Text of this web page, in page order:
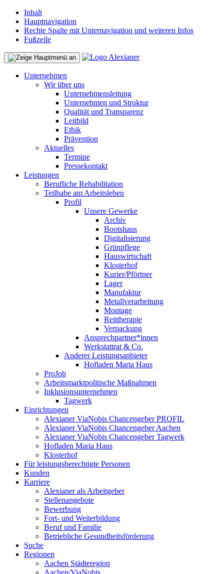
Inhalt
Hauptnavigation
Rechte Spalte mit Unternavigation und weiteren Infos
Fußzeile
Unternehmen
Wir über uns
Unternehmensleitung
Unternehmen und Struktur
Qualität und Transparenz
Leitbild
Ethik
Prävention
Aktuelles
Termine
Pressekontakt
Leistungen
Berufliche Rehabilitation
Teilhabe am Arbeitsleben
Profil
Unsere Gewerke
Archiv
Bootshaus
Digitalisierung
Grünpflege
Hauswirtschaft
Klosterhof
Kurier/Pförtner
Lager
Manufaktur
Metallverarbeitung
Montage
Reittherapie
Verpackung
Ansprechpartner*innen
Werkstattrat & Co.
Anderer Leistungsanbieter
Hofladen Maria Haus
ProJob
Arbeitsmarktpolitische Maßnahmen
Inklusionsunternehmen
Tagwerk
Einrichtungen
Alexianer ViaNobis Chancengeber PROFIL
Alexianer ViaNobis Chancengeber Aachen
Alexianer ViaNobis Chancengeber Tagwerk
Hofladen Maria Haus
Klosterhof
Für leistungsberechtigte Personen
Kunden
Karriere
Alexianer als Arbeitgeber
Stellenangebote
Bewerbung
Fort- und Weiterbildung
Beruf und Familie
Betriebliche Gesundheitsförderung
Suche
Regionen
Aachen Städteregion
Aachen/ViaNobis